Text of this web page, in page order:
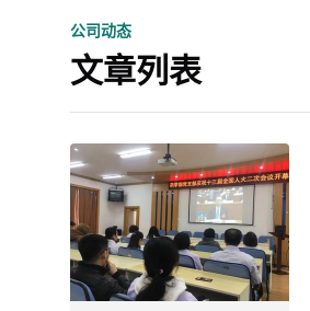
公司动态
文章列表